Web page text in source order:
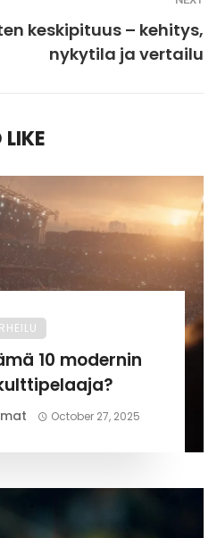
keskipituus – kehitys,
nykytila ja vertailu
10 modernin
October 27, 2025